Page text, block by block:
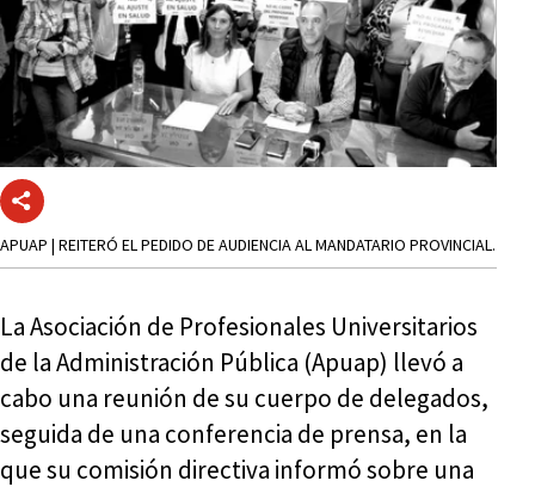
APUAP | REITERÓ EL PEDIDO DE AUDIENCIA AL MANDATARIO PROVINCIAL.
La Asociación de Profesionales Universitarios
de la Administración Pública (Apuap) llevó a
cabo una reunión de su cuerpo de delegados,
seguida de una conferencia de prensa, en la
que su comisión directiva informó sobre una